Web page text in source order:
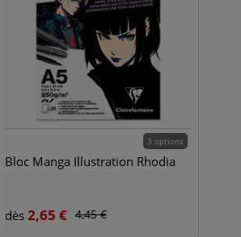
3 options
Bloc Manga Illustration Rhodia
dès 2,65 € 4,45€